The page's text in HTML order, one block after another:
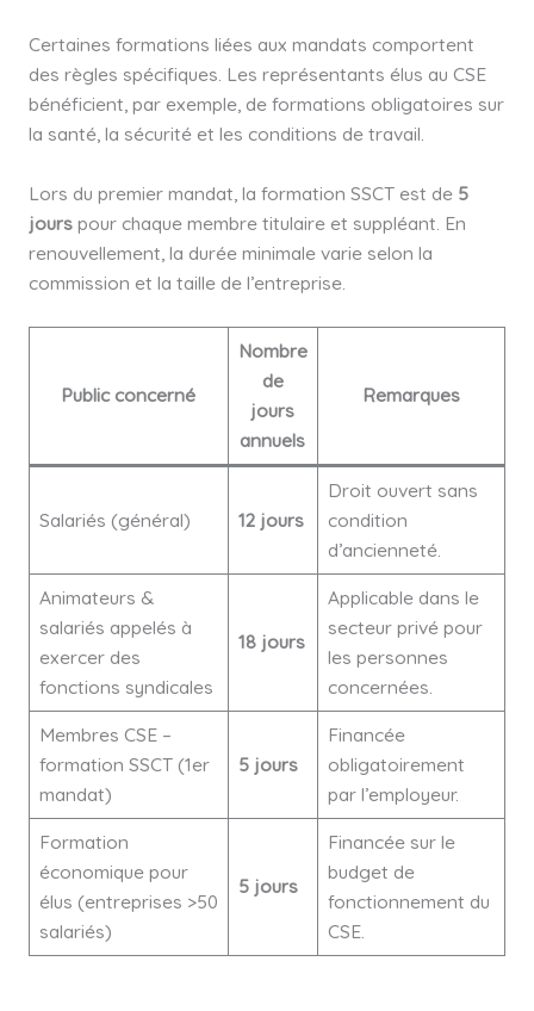
Certaines formations liées aux mandats comportent
des règles spécifiques. Les représentants élus au CSE
bénéficient, par exemple, de formations obligatoires sur
la santé, la sécurité et les conditions de travail.
Lors du premier mandat, la formation SSCT est de 5
jourspour chaque membre titulaire et suppléant. En
renouvellement, la durée minimale varie selon la
commission et la taille de l’entreprise.
Public concerné
Nombre
de
jours
annuels
Remarques
Salariés (général) 12 jours
Droit ouvert sans
condition
d’ancienneté.
Animateurs &
salariés appelés à
exercer des
fonctions syndicales
18 jours
Applicable dans le
secteur privé pour
les personnes
concernées.
Membres CSE –
formation SSCT (1er
mandat)
5 jours
Financée
obligatoirement
par l’employeur.
Formation
économique pour
élus (entreprises >50
salariés)
5 jours
Financée sur le
budget de
fonctionnement du
CSE.